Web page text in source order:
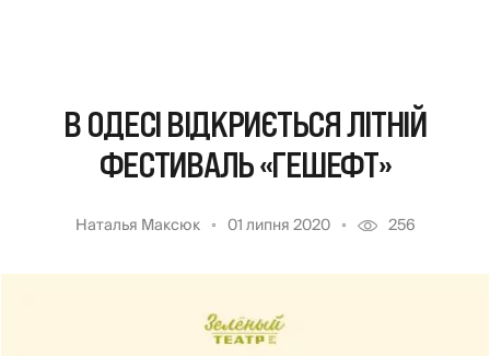
В ОДЕСІ ВІДКРИЄТЬСЯ ЛІТНІЙ
ФЕСТИВАЛЬ «ГЕШЕФТ»
Наталья Максюк 01 липня 2020 256